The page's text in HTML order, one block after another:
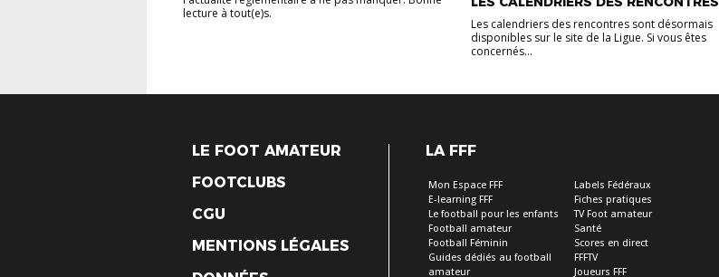
lecture à tout(e)s.
Les calendriers des rencontres sont désormais
disponibles sur le site de la Ligue. Si vous êtes
concernés...
LE FOOT AMATEUR
FOOTCLUBS
CGU
MENTIONS LÉGALES
LA FFF
Mon Espace FFF
E-learning FFF
Le football pour les enfants
Football amateur
Football Féminin
Guides dédiés au football
amateur
Labels Fédéraux
Fiches pratiques
TV Foot amateur
Santé
Scores en direct
FFFTV
Joueurs FFF